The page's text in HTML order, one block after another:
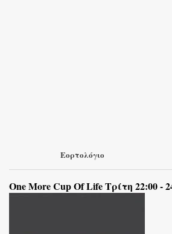
Εορτολόγιο
One More Cup Of Life Τρίτη 22:00 -